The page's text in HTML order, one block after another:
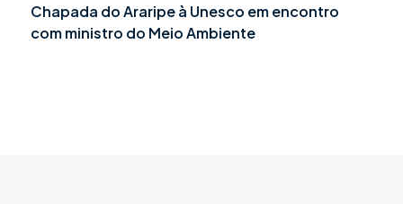
Chapada do Araripe à Unesco em encontro
com ministro do Meio Ambiente